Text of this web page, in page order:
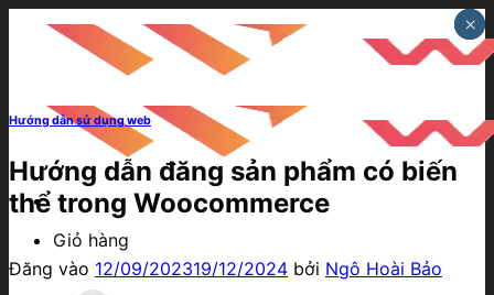
Giỏ hàng
Hướng dẫn sử dụng web
Hướng dẫn đăng sản phẩm có biến
thể trong Woocommerce
Đăng vào 12/09/202319/12/2024 bởi Ngô Hoài Bảo
×
×
×